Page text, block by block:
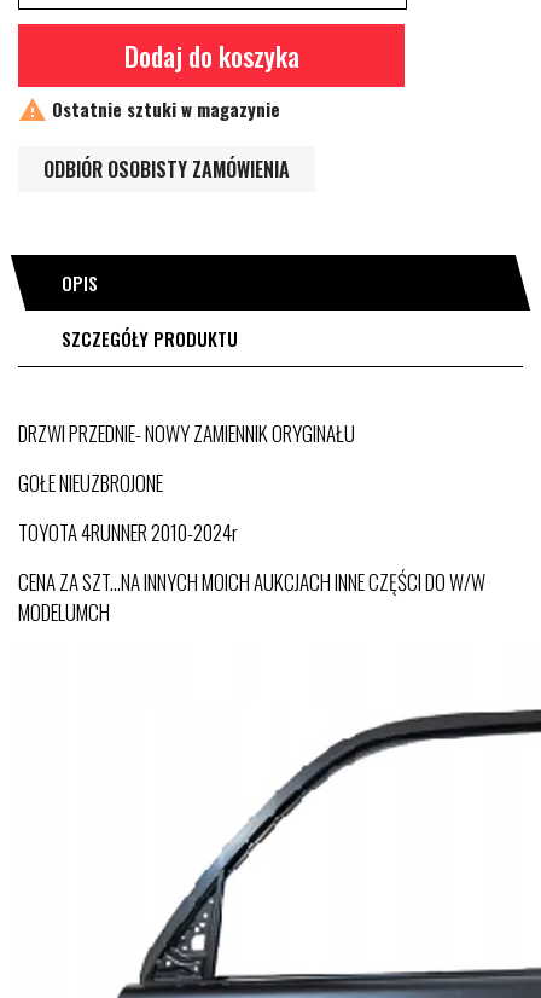
Dodaj do koszyka
 Ostatnie sztuki w magazynie
ODBIÓR OSOBISTY ZAMÓWIENIA
OPIS
SZCZEGÓŁY PRODUKTU
DRZWI PRZEDNIE- NOWY ZAMIENNIK ORYGINAŁU
GOŁE NIEUZBROJONE
TOYOTA 4RUNNER 2010-2024r
CENA ZA SZT...NA INNYCH MOICH AUKCJACH INNE CZĘŚCI DO W/W
MODELUMCH